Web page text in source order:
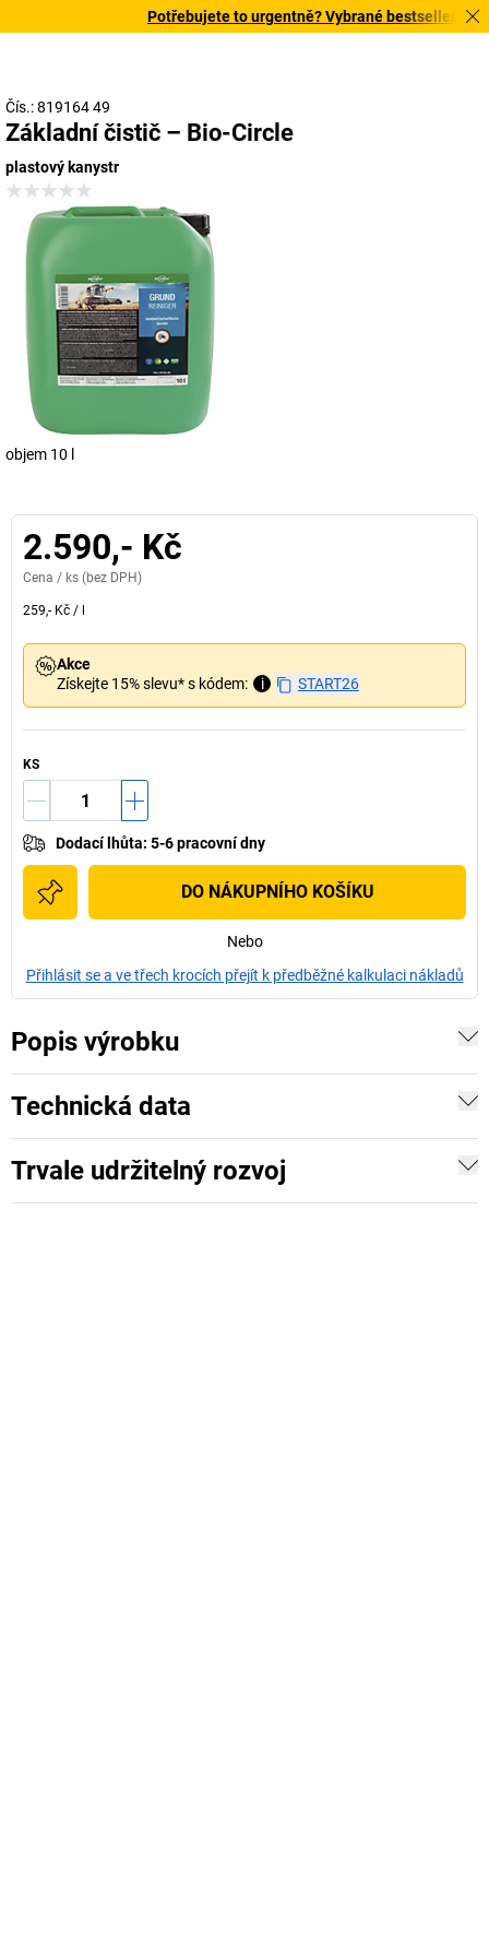
Potřebujete to urgentně? Vybrané bestsellery
Čís.: 819164 49
Základní čistič – Bio-Circle
plastový kanystr
objem 10 l
2.590,- Kč
Cena / ks (bez DPH)
259,- Kč /
Akce
Získejte 15% slevu* s kódem:
i START26
KS
Dodací lhůta: 5-6 pracovní dny
DO NÁKUPNÍHO KOŠÍKU
Nebo
Přihlásit se a ve třech krocích přejít k předběžné kalkulaci nákladů
Popis výrobku
Technická data
Trvale udržitelný rozvoj